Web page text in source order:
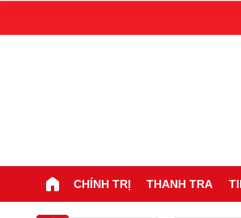
CHÍNH TRỊ THANH TRA